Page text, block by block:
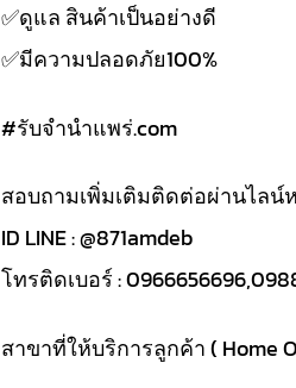
✅️ดูแล สินค้าเป็นอย่างดี
✅️มีความปลอดภัย100%
#รับจํานําแพร่.com
สอบถามเพิ่มเติมติดต่อผ่านไลน์
ID LINE : @871amdeb
โทรติดเบอร์ :
สาขาที่ให้บริการลูกค้า ( Home